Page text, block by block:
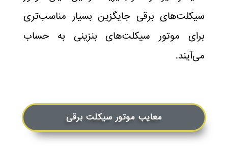
سیکلت‌های برقی جایگزین بسیار مناسب‌تری
برای موتور سیکلت‌های بنزینی به حساب
می‌آیند.
معایب موتور سیکلت برقی